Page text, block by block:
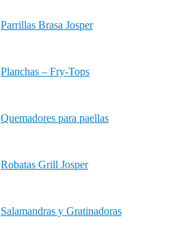
Parrillas Brasa Josper
Planchas – Fry-Tops
Quemadores para paellas
Robatas Grill Josper
Salamandras y Gratinadoras